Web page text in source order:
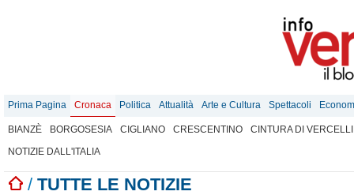
Prima Pagina Cronaca Politica Attualità Arte e Cultura Spettacoli
BIANZÈ BORGOSESIA CIGLIANO CRESCENTINO
CINTURA DI VERCELLI
NOTIZIE DALL'ITALIA
/ TUTTE LE NOTIZIE